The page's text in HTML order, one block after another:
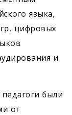
языка,
цифровых
и
были
от